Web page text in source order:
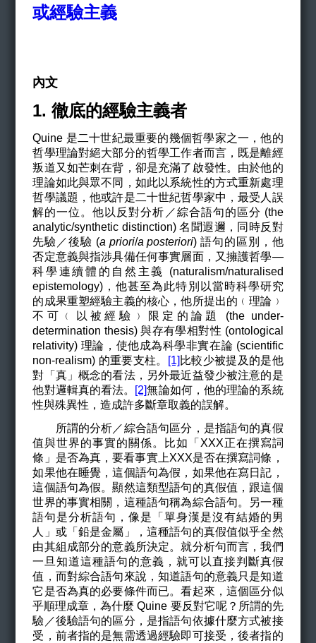
或經驗主義
內文
1. 徹底的經驗主義者
Quine 是二十世紀最重要的幾個哲學家之一，他的
哲學理論對絕大部分的哲學工作者而言，既是離經
叛道又如芒刺在背，卻是充滿了啟發性。由於他的
理論如此與眾不同，如此以系統性的方式重新處理
哲學議題，他或許是二十世紀哲學家中，最受人誤
解的一位。他以反對分析／綜合語句的區分 (the
analytic/synthetic distinction) 名聞遐邇，同時反對
先驗／後驗 (a priori/a posteriori) 語句的區別，他
否定意義與指涉具備任何事實層面，又擁護哲學—
科學連續體的自然主義 (naturalism/naturalised
epistemology)，他甚至為此特別以當時科學研究
的成果重塑經驗主義的核心，他所提出的﹙理論﹚
不可﹙以被經驗﹚限定的論題 (the under-
determination thesis) 與存有學相對性 (ontological
relativity) 理論，使他成為科學非實在論 (scientific
non-realism) 的重要支柱。
[1] 比較少被提及的是他
對「真」概念的看法，另外最近益發少被注意的是
他對邏輯真的看法。 [2]無論如何，他的理論的系統
性與殊異性，造成許多斷章取義的誤解。
所謂的分析／綜合語句區分，是指語句的真假
值與世界的事實的關係。比如「XXX正在撰寫詞
條」是否為真，要看事實上XXX是否在撰寫詞條，
如果他在睡覺，這個語句為假，如果他在寫日記，
這個語句為假。顯然這類型語句的真假值，跟這個
世界的事實相關，這種語句稱為綜合語句。另一種
語句是分析語句，像是「單身漢是沒有結婚的男
人」或「鉛是金屬」，這種語句的真假值似乎全然
由其組成部分的意義所決定。就分析句而言，我們
一旦知道這種語句的意義，就可以直接判斷真假
值，而對綜合語句來說，知道語句的意義只是知道
它是否為真的必要條件而已。看起來，這個區分似
乎順理成章，為什麼 Quine 要反對它呢？所謂的先
驗／後驗語句的區分，是指語句依據什麼方式被接
受，前者指的是無需透過經驗即可接受，後者指的